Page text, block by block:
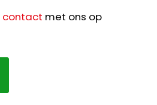
contact met ons op